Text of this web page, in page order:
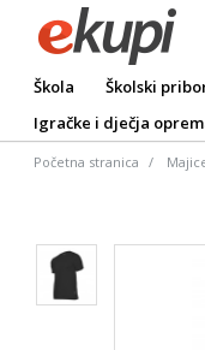
Škola Školski
Igračke i dječja
Početna stranica